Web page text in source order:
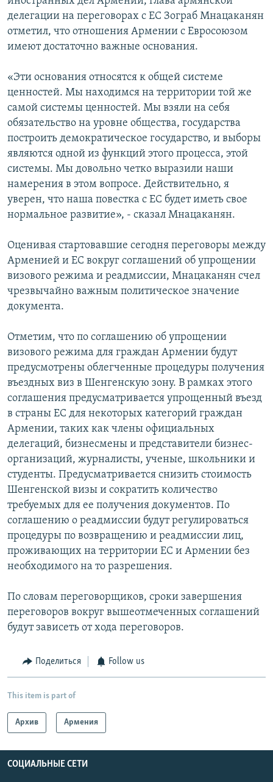
делегации на переговорах с ЕС Зограб Мнацаканян
отметил, что отношения Армении с Евросоюзом
имеют достаточно важные основания.
«Эти основания относятся к общей системе
ценностей. Мы находимся на территории той же
самой системы ценностей. Мы взяли на себя
обязательство на уровне общества, государства
построить демократическое государство, и выборы
являются одной из функций этого процесса, этой
системы. Мы довольно четко выразили наши
намерения в этом вопросе. Действительно, я
уверен, что наша повестка с ЕС будет иметь свое
нормальное развитие», - сказал Мнацаканян.
Оценивая стартовавшие сегодня переговоры между
Арменией и ЕС вокруг соглашений об упрощении
визового режима и реадмиссии, Мнацаканян счел
чрезвычайно важным политическое значение
документа.
Отметим, что по соглашению об упрощении
визового режима для граждан Армении будут
предусмотрены облегченные процедуры получения
въездных виз в Шенгенскую зону. В рамках этого
соглашения предусматривается упрощенный въезд
в страны ЕС для некоторых категорий граждан
Армении, таких как члены официальных
делегаций, бизнесмены и представители бизнес-
организаций, журналисты, ученые, школьники и
студенты. Предусматривается снизить стоимость
Шенгенской визы и сократить количество
требуемых для ее получения документов. По
соглашению о реадмиссии будут регулироваться
процедуры по возвращению и реадмиссии лиц,
проживающих на территории ЕС и Армении без
необходимого на то разрешения.
По словам переговорщиков, сроки завершения
переговоров вокруг вышеотмеченных соглашений
будут зависеть от хода переговоров.
Поделиться Follow us
This item is part of
Архив Армения
СОЦИАЛЬНЫЕ СЕТИ